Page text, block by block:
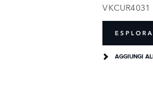
VKCUR4031
ESPLORA
AGGIUNGI